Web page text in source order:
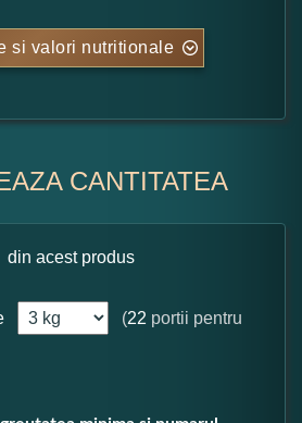
si valori nutritionale
CANTITATEA
din acest produs
(22 portii pentru